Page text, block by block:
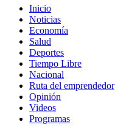
Inicio
Noticias
Economía
Salud
Deportes
Tiempo Libre
Nacional
Ruta del emprendedor
Opinión
Videos
Programas